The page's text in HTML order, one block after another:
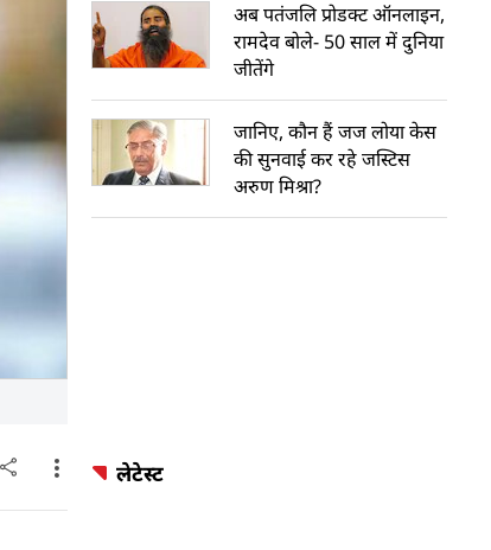
अब पतंजलि प्रोडक्ट ऑनलाइन,
रामदेव बोले- 50 साल में दुनिया
जीतेंगे
जानिए, कौन हैं जज लोया केस
की सुनवाई कर रहे जस्टिस
अरुण मिश्रा?
लेटेस्ट